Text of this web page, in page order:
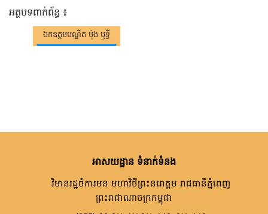
អត្ថបទពាក់ព័ន្ធ ៖
ឯកឧត្តមបណ្ឌិត ម៉ុង ឫទ្ធី
អាសយដ្ឋាន ទំនាក់ទំនង
វិមានរដ្ឋចំការមន មហាវិថីព្រះនរោត្តម រាជធានីភ្នំពេញ
ព្រះរាជាណាចក្រកម្ពុជា